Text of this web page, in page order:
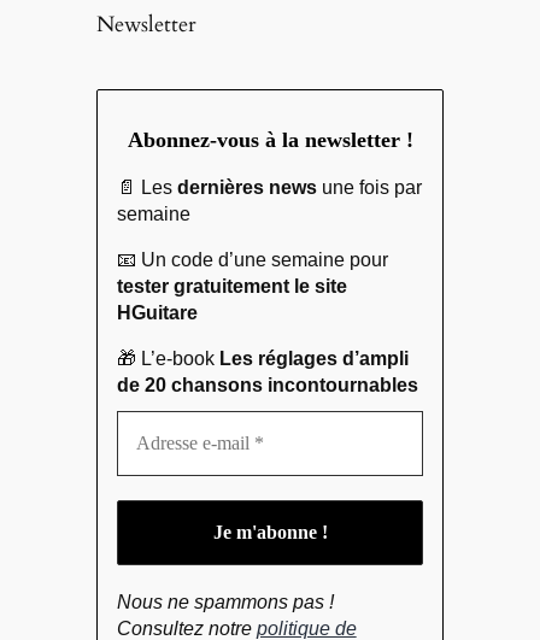
Newsletter
Abonnez-vous à la newsletter !
📄 Les dernières newsune fois par
semaine
📧 Un code d’une semaine pour
tester gratuitement le site
HGuitare
🎁 L’e-book Les réglages d’ampli
de 20 chansons incontournables
Nous ne spammons pas !
Consultez notre politique de